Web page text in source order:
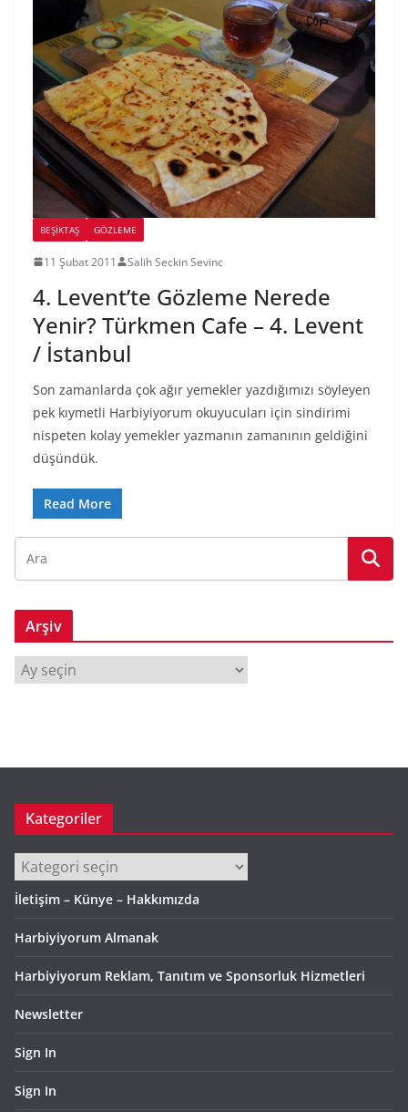
BEŞIKTAŞ GÖZLEME
11 Şubat 2011 Salih Seckin Sevinc
4. Levent’te Gözleme Nerede
Yenir? Türkmen Cafe – 4. Levent
/ İstanbul
Son zamanlarda çok ağır yemekler yazdığımızı söyleyen
pek kıymetli Harbiyiyorum okuyucuları için sindirimi
nispeten kolay yemekler yazmanın zamanının geldiğini
düşündük.
Read More
Arşiv
r
Kategoriler
Kategoriler
İletişim – Künye – Hakkımızda
Harbiyiyorum Almanak
Harbiyiyorum Reklam, Tanıtım ve Sponsorluk Hizmetleri
Newsletter
Sign In
Sign In